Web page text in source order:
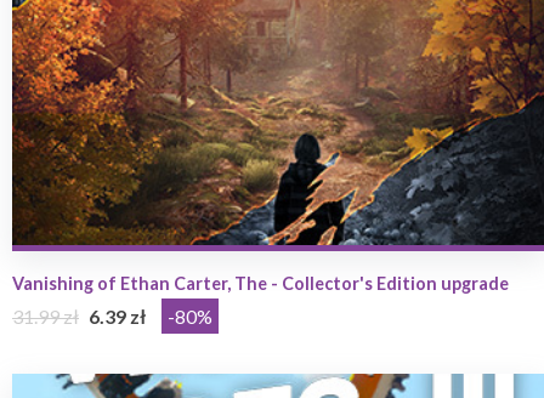
Vanishing of Ethan Carter, The - Collector's Edition upgrade
31.99 zł 6.39 zł -80%